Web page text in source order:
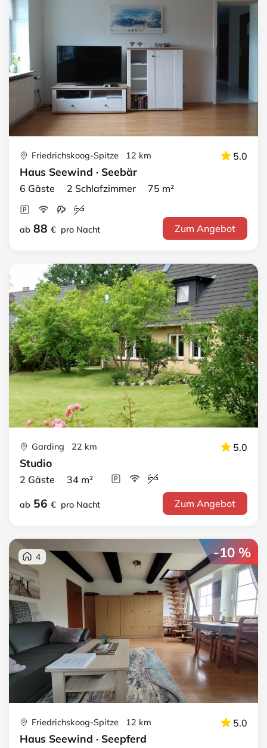
Friedrichskoog-Spitze 12 km 5.0
Haus Seewind · Seebär
6 Gäste 2 Schlafzimmer 75 m²
ab 88 € pro Nacht Zum Angebot
Garding 22 km 5.0
Studio
2 Gäste 34 m²
ab 56 € pro Nacht Zum Angebot
-10 %
4
Friedrichskoog-Spitze 12 km 5.0
Haus Seewind · Seepferd